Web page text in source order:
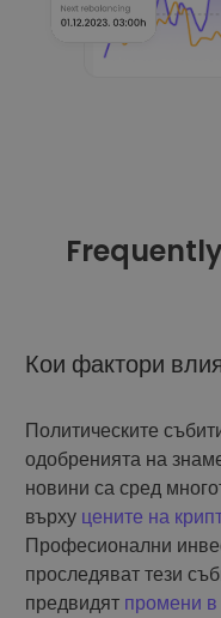
Кои фактори
Политическите
одобренията на
новини са сред
върху цените на
Професионални
проследяват тези
предвидят промени